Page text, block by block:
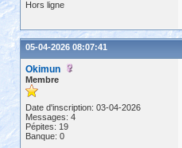
Hors ligne
05-04-2026 08:07:41
Okimun
Membre
Date d'inscription: 03-04-2026
Messages: 4
Pépites: 19
Banque: 0